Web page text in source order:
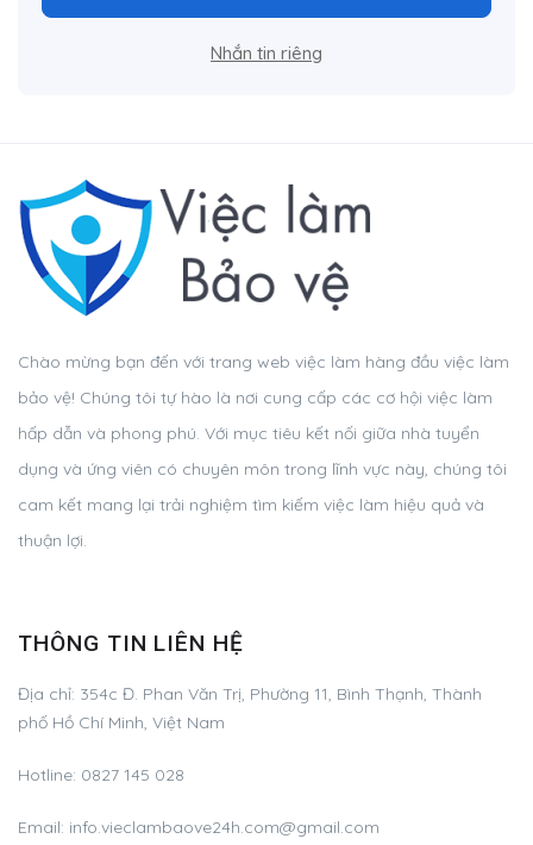
Nhắn tin riêng
Chào mừng bạn đến với trang web việc làm hàng đầu việc làm
bảo vệ! Chúng tôi tự hào là nơi cung cấp các cơ hội việc làm
hấp dẫn và phong phú. Với mục tiêu kết nối giữa nhà tuyển
dụng và ứng viên có chuyên môn trong lĩnh vực này, chúng tôi
cam kết mang lại trải nghiệm tìm kiếm việc làm hiệu quả và
thuận lợi.
THÔNG TIN LIÊN HỆ
Địa chỉ: 354c Đ. Phan Văn Trị, Phường 11, Bình Thạnh, Thành
phố Hồ Chí Minh, Việt Nam
Hotline: 0827 145 028
Email: info.vieclambaove24h.com@gmail.com